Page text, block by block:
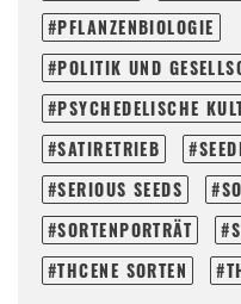
PFLANZENBIOLOGIE
POLITIK UND
PSYCHEDELISCHE
SATIRETRIEB
SERIOUS SEEDS
SORTENPORTRÄT
THCENE SORTEN